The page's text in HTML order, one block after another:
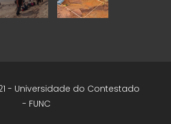
- Universidade do Contestado
- FUNC